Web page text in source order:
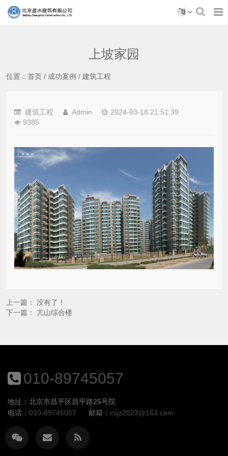
上坡家园
位置： 首页 / 成功案例 / 建筑工程
建筑工程 Admin
2024-03-18 21:51:39
9385
上一篇： 没有了！
下一篇： 亢山综合楼
010-89745057
地址：北京市昌平区昌平路25号院
电话： 010-89745057 邮箱： csjz2023@163.com